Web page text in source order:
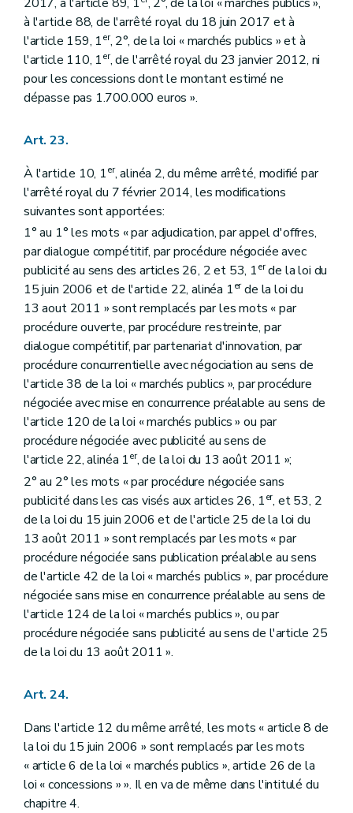
à l'article 88, de l'arrêté royal du 18 juin 2017 et à
l'article 159, 1er, 2°, de la loi « marchés publics » et à
l'article 110, 1er, de l'arrêté royal du 23 janvier 2012, ni
pour les concessions dont le montant estimé ne
dépasse pas 1.700.000 euros ».
Art. 23.
À l'article 10, 1er, alinéa 2, du même arrêté, modifié par
l'arrêté royal du 7 février 2014, les modifications
suivantes sont apportées:
1° au 1° les mots « par adjudication, par appel d'offres,
par dialogue compétitif, par procédure négociée avec
publicité au sens des articles 26, 2 et 53, 1erde la loi du
15 juin 2006 et de l'article 22, alinéa 1erde la loi du
13 aout 2011 » sont remplacés par les mots « par
procédure ouverte, par procédure restreinte, par
dialogue compétitif, par partenariat d'innovation, par
procédure concurrentielle avec négociation au sens de
l'article 38 de la loi « marchés publics », par procédure
négociée avec mise en concurrence préalable au sens de
l'article 120 de la loi « marchés publics » ou par
procédure négociée avec publicité au sens de
l'article 22, alinéa 1er, de la loi du 13 août 2011 »;
2° au 2° les mots « par procédure négociée sans
publicité dans les cas visés aux articles 26, 1er, et 53, 2
de la loi du 15 juin 2006 et de l'article 25 de la loi du
13 août 2011 » sont remplacés par les mots « par
procédure négociée sans publication préalable au sens
de l'article 42 de la loi « marchés publics », par procédure
négociée sans mise en concurrence préalable au sens de
l'article 124 de la loi « marchés publics », ou par
procédure négociée sans publicité au sens de l'article 25
de la loi du 13 août 2011 ».
Art. 24.
Dans l'article 12 du même arrêté, les mots « article 8 de
la loi du 15 juin 2006 » sont remplacés par les mots
« article 6 de la loi « marchés publics », article 26 de la
loi « concessions » ». Il en va de même dans l'intitulé du
chapitre 4.